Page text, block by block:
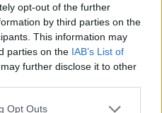
opt-out of the further
by third parties on the
This information may
parties on the IAB’s List of
further disclose it to other
Opt Outs